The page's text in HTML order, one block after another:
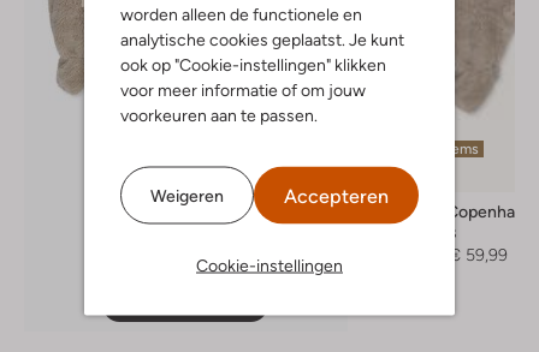
worden alleen de functionele en
analytische cookies geplaatst. Je kunt
ook op "Cookie-instellingen" klikken
voor meer informatie of om jouw
voorkeuren aan te passen.
Weigeren Accepteren
Cookie-instellingen
Laatste items
-30%
Marmar
Winterjas
€ 59,99